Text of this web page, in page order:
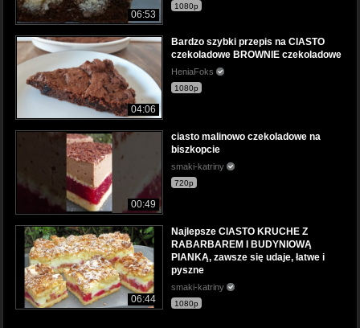
06:53
1080p
04:06
Bardzo szybki przepis na CIASTO
czekoladowe BROWNIE czekoladowe
HeniaFoks
1080p
00:49
ciasto malinowo czekoladowe na
biszkopcie
smaki-katriny
720p
06:44
Najlepsze CIASTO KRUCHE Z
RABARBAREM I BUDYNIOWĄ
PIANKĄ, zawsze się udaje, łatwe i
pyszne
smaki-katriny
1080p